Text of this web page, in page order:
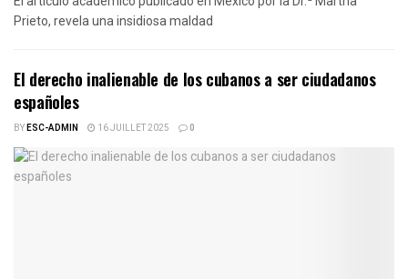
Prieto, revela una insidiosa maldad
El derecho inalienable de los cubanos a ser ciudadanos
españoles
BYESC-ADMIN 16 JUILLET 2025 0